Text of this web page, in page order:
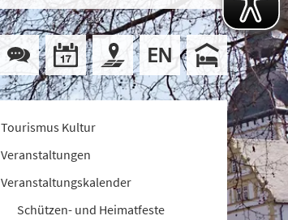
Tourismus Kultur
Veranstaltungen
Veranstaltungskalender
Schützen- und Heimatfeste